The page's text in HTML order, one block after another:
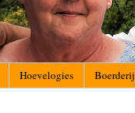
Hoevelogies Boerderij